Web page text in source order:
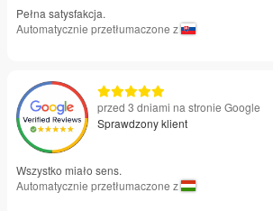
Pełna satysfakcja.
Automatycznie przetłumaczone z
przed 3 dniami na stronie Google
Sprawdzony klient
Wszystko miało sens.
Automatycznie przetłumaczone z